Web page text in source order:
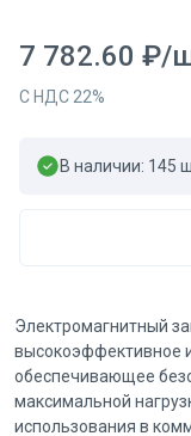
7 782.60 ₽/
С НДС 22%
В наличии: 145
Электромагнитный
высокоэффективное
обеспечивающее
максимальной
использования в